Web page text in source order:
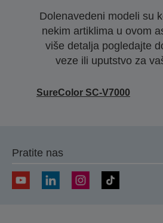
Dolenavedeni modeli su
nekim artiklima u ovom
više detalja pogledajte
veze ili uputstvo za
SureColor SC-V7000
Pratite nas